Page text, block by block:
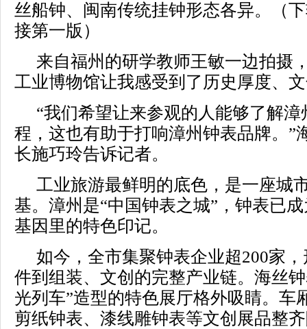
丝船钟、闽南传统挂钟形态各异。（
接第一版）
来自福州的研学教师王敏一边拍摄
工业博物馆让我感受到了历史厚度、
“我们希望让来参观的人能够了解
程，这也有助于打响漳州钟表品牌。”
长施巧玲告诉记者。
工业旅游最鲜明的底色，是一座城
基。漳州是“中国钟表之城”，钟表已
基因里的特色印记。
如今，全市集聚钟表企业超200家
件到组装、文创的完整产业链。海丝
光列车”造型的特色展厅格外吸睛。车
剪纸钟表、漆线雕钟表等文创展品整